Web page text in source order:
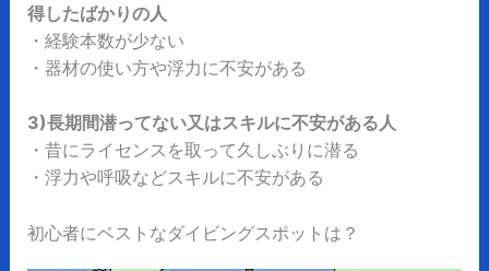
得したばかりの人
・経験本数が少ない
・器材の使い方や浮力に不安がある
3)長期間潜ってない又はスキルに不安がある人
・昔にライセンスを取って久しぶりに潜る
・浮力や呼吸などスキルに不安がある
初心者にベストなダイビングスポットは？